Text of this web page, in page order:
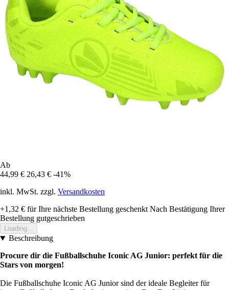
Ab
44,99 € 26,43 € -41%
inkl. MwSt. zzgl. Versandkosten
+1,32 € für Ihre nächste Bestellung geschenkt Nach Bestätigung Ihrer
Bestellung gutgeschrieben
Loading...
Beschreibung
Procure dir die Fußballschuhe Iconic AG Junior: perfekt für die
Stars von morgen!
Die Fußballschuhe Iconic AG Junior sind der ideale Begleiter für